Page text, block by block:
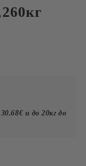
и до 20кг до